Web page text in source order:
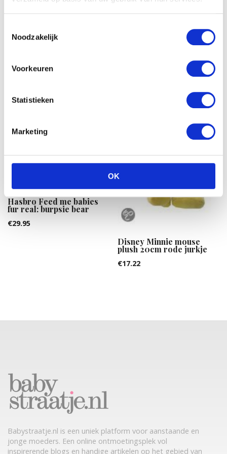
Noodzakelijk
Voorkeuren
Statistieken
Marketing
OK
Hasbro Feed me babies
fur real: burpsie bear
€29.95
Disney Minnie mouse
plush 20cm rode jurkje
€17.22
Babystraatje.nl is een uniek platform voor aanstaande en
jonge moeders. Een online ontmoetingsplek vol
inspirerende blogs en handige artikelen op het gebied van